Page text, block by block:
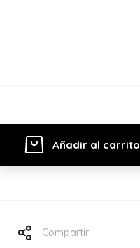
Añadir al carrito
Compartir